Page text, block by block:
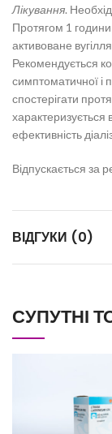
Лікування.
Протягом 1
активоване
Рекомендується
симптоматичної і
спостерігати
характеризується
ефективність
Відпускається за
ВІДГУКИ (0)
СУПУТНІ